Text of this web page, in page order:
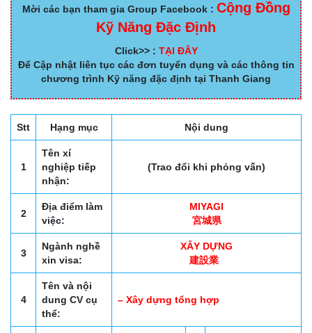
Mời các bạn tham gia Group Facebook : Cộng Đồng
Kỹ Năng Đặc Định
Click>> : TẠI ĐÂY
Để Cập nhật liên tục các đơn tuyển dụng và các thông tin
chương trình Kỹ năng đặc định tại Thanh Giang
Stt Hạng mục Nội dung
1
Tên xí
nghiệp tiếp
nhận:
(Trao đổi khi phỏng vấn)
2
Địa điểm làm
việc:
MIYAGI
宮城県
3
Ngành nghề
xin visa:
XÂY DỰNG
建設業
4
Tên và nội
dung CV cụ
thể:
– Xây dựng tổng hợp